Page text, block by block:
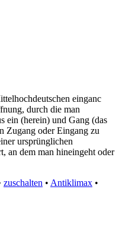
einganc
durch die man
ein (herein) und Gang (das
Zugang oder Eingang zu
ursprünglichen
an dem man hineingeht oder
zuschalten • Antiklimax •